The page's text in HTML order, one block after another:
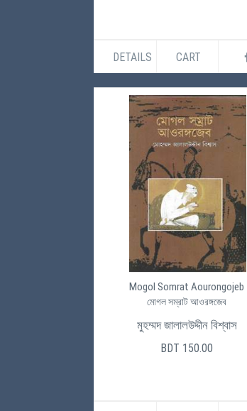
DETAILS CART
Mogol Somrat Aourongojeb
মোগল সম্রাট আওরঙ্গজেব
মুহম্মদ জালালউদ্দীন বিশ্বাস
BDT 150.00